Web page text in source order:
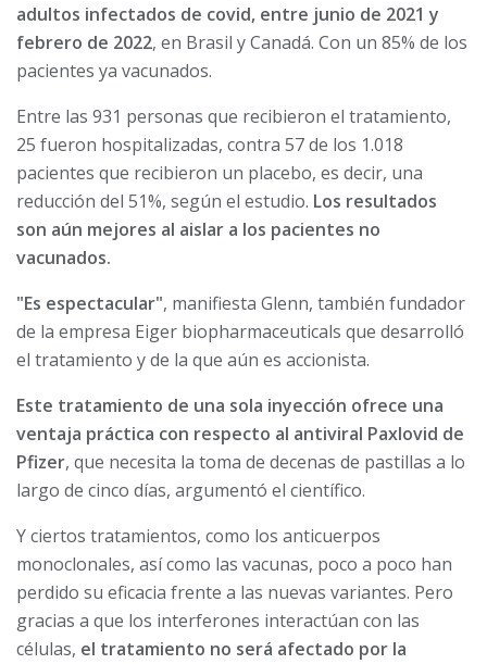
adultos infectados de covid, entre junio de 2021 y
febrero de 2022, en Brasil y Canadá. Con un 85% de los
pacientes ya vacunados.
Entre las 931 personas que recibieron el tratamiento,
25 fueron hospitalizadas, contra 57 de los 1.018
pacientes que recibieron un placebo, es decir, una
reducción del 51%, según el estudio. Los resultados
son aún mejores al aislar a los pacientes no
vacunados.
"Es espectacular", manifiesta Glenn, también fundador
de la empresa Eiger biopharmaceuticals que desarrolló
el tratamiento y de la que aún es accionista.
Este tratamiento de una sola inyección ofrece una
ventaja práctica con respecto al antiviral Paxlovid de
Pfizer, que necesita la toma de decenas de pastillas a lo
largo de cinco días, argumentó el científico.
Y ciertos tratamientos, como los anticuerpos
monoclonales, así como las vacunas, poco a poco han
perdido su eficacia frente a las nuevas variantes. Pero
gracias a que los interferones interactúan con las
células, el tratamiento no será afectado por la